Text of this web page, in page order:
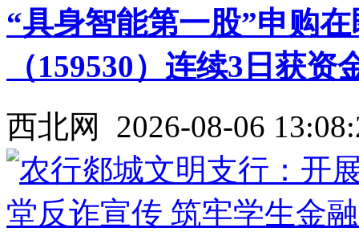
“具身智能第一股”申购
（159530）连续3日获资
西北网 2026-08-06